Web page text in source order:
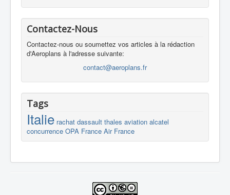
Contactez-Nous
Contactez-nous ou soumettez vos articles à la rédaction
d'Aeroplans à l'adresse suivante:
contact@aeroplans.fr
Tags
Italie rachat dassault thales aviation alcatel
concurrence OPA France Air France